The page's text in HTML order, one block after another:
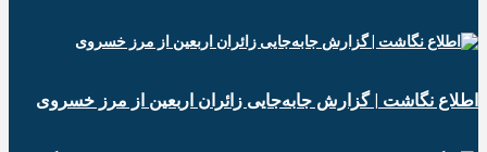
️اطلاع نگاشت | گزارش جابه‌جایی زائران اربعین از مرز خسروی